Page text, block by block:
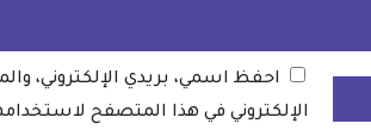
احفظ اسمي، بريدي الإلكتروني،
الإلكتروني في هذا المتصفح